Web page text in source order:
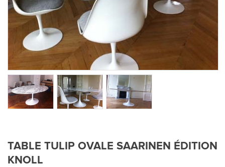
TABLE TULIP OVALE SAARINEN ÉDITION
KNOLL